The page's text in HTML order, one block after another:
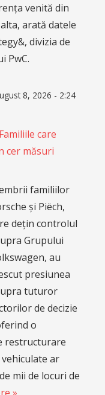
venită din
arată datele
divizia de
PwC.
8, 2026 - 2:24
care
cer măsuri
familiilor
și Piëch,
dețin controlul
Grupului
au
presiunea
tuturor
de decizie
o
restructurare
ar
mii de locuri de